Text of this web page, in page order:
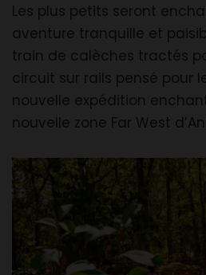
Les plus petits seront
aventure tranquille et
train de calèches tractés
circuit sur rails pensé pour
nouvelle expédition
nouvelle zone Far West